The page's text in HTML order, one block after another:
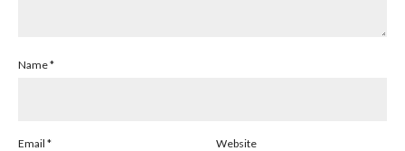
Name*
Email * Website